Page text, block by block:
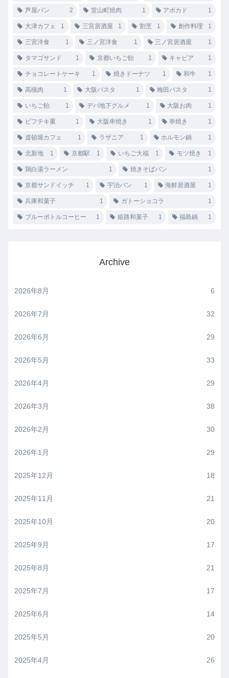
芦屋パン 2 堂山町焼肉 1 アボカド 1
大津カフェ 1 三宮居酒屋 1 割烹 1 創作料理 1
三宮洋食 1 三ノ宮洋食 1 三ノ宮居酒屋 1
タマゴサンド 1 京都いちご飴 1 キャビア 1
チョコレートケーキ 1 焼きドーナツ 1 和牛 1
高槻肉 1 大阪パスタ 1 梅田パスタ 1
いちご飴 1 デパ地下グルメ 1 大阪お肉 1
ビフテキ重 1 大阪串焼き 1 串焼き 1
道頓堀カフェ 1 ラザニア 1 ホルモン鍋 1
北新地 1 京都駅 1 いちご大福 1 モツ焼き 1
鶏白湯ラーメン 1 焼きそばパン 1
京都サンドイッチ 1 宇治パン 1 海鮮居酒屋 1
兵庫和菓子 1 ガトーショコラ 1
ブルーボトルコーヒー 1 姫路和菓子 1 福島鍋 1
Archive
2026年8月 6
2026年7月 32
2026年6月 29
2026年5月 33
2026年4月 29
2026年3月 38
2026年2月 30
2026年1月 29
2025年12月 18
2025年11月 21
2025年10月 20
2025年9月 17
2025年8月 21
2025年7月 17
2025年6月 14
2025年5月 20
2025年4月 26